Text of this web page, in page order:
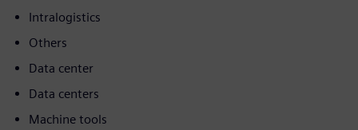
Intralogistics
Others
Data center
Data centers
Machine tools